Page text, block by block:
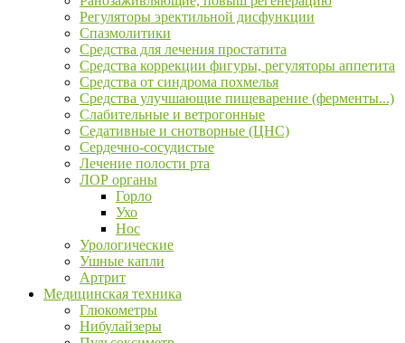
Регуляторы эректильной дисфункции
Спазмолитики
Средства для лечения простатита
Средства коррекции фигуры, регуляторы аппетита
Средства от синдрома похмелья
Средства улучшающие пищеварение (ферменты...)
Слабительные и ветрогонные
Седативные и снотворные (ЦНС)
Сердечно-сосудистые
Лечение полости рта
ЛОР органы
Горло
Ухо
Нос
Урологические
Ушные капли
Артрит
Медицинская техника
Глюкометры
Нибулайзеры